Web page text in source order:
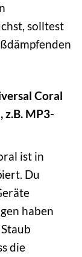
solltest
Coral
z.B. MP3-
ist in
Du
haben
die